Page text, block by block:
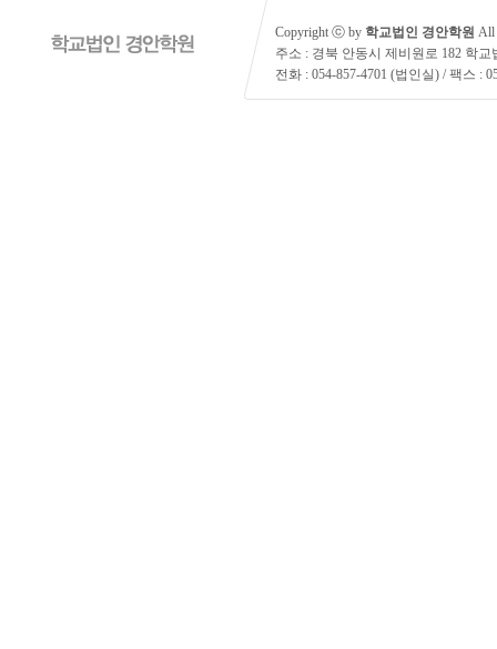
Copyright ⓒ by 학교법인 경안학원 All
주소 : 경북 안동시 제비원로 182 학교
전화 : 054-857-4701 (법인실) / 팩스 :